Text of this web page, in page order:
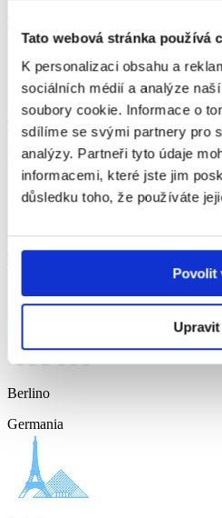
Tato webová stránka používá
K personalizaci obsahu a
sociálních médií a analýze
soubory cookie. Informace o
sdílíme se svými partnery pro
analýzy. Partneři tyto údaje
informacemi, které jste jim
důsledku toho, že používáte
Povolit
Upravit
Regno Unito
Roma
Italia
Barcellona
Spagna
Berlino
Germania